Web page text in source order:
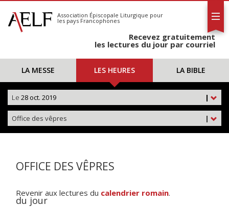
S'abonner
Calendrier
Association Épiscopale Liturgique pour
les pays Francophones
Recevez gratuitement
les lectures du jour par courriel
LA MESSE LES HEURES LA BIBLE
|
Le 28 oct. 2019
|
Office des vêpres
OFFICE DES VÊPRES
Revenir aux lectures du calendrier romain.
du jour